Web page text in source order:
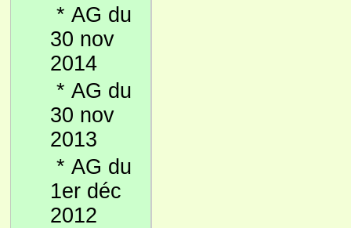
* AG du
30 nov
2014
* AG du
30 nov
2013
* AG du
1er déc
2012